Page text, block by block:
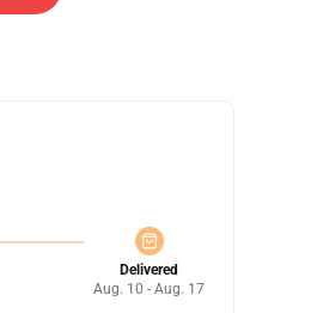
Delivered
Aug. 10 - Aug. 17